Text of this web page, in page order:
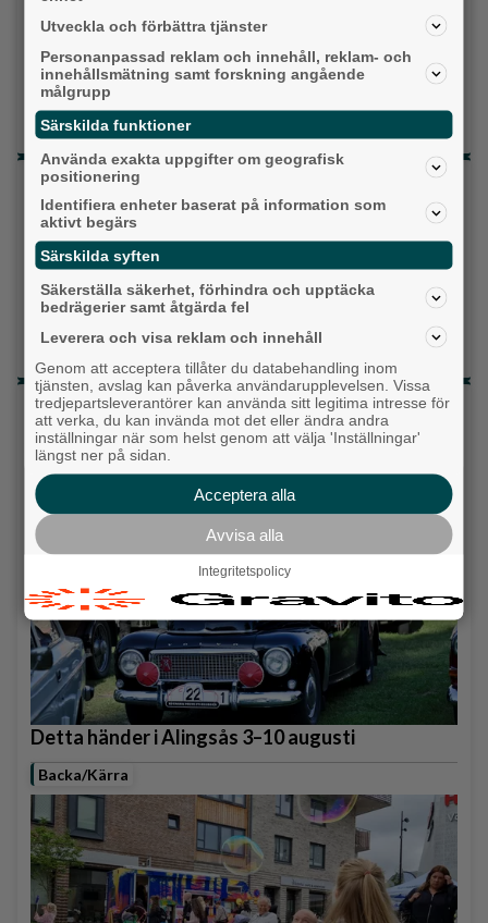
Centerpartiet
Liberalerna
Vet ej
Milstolpen: Ny tunnel är på plats under
järnvägen
Detta händer i Alingsås 3–10 augusti
Gatuköksklassiker blev succé – nu växlar
Senaste artiklarna
Alingsås
Detta händer i Alingsås 3–10 augusti
Backa/Kärra
Utveckla och förbättra tjänster
Personanpassad reklam och innehåll, reklam- och
innehållsmätning samt forskning angående
målgrupp
Särskilda funktioner
Använda exakta uppgifter om geografisk
positionering
Identifiera enheter baserat på information som
aktivt begärs
Särskilda syften
Säkerställa säkerhet, förhindra och upptäcka
bedrägerier samt åtgärda fel
Leverera och visa reklam och innehåll
Genom att acceptera tillåter du databehandling inom
tjänsten, avslag kan påverka användarupplevelsen. Vissa
tredjepartsleverantörer kan använda sitt legitima intresse för
att verka, du kan invända mot det eller ändra andra
inställningar när som helst genom att välja 'Inställningar'
längst ner på sidan.
Acceptera alla
Avvisa alla
Integritetspolicy